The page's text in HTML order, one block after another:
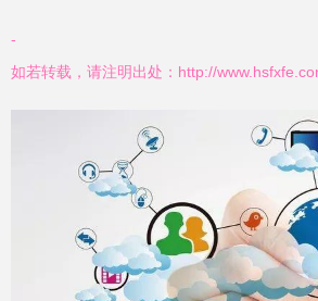
-
如若转载，请注明出处：http://